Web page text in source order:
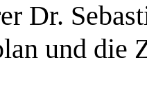
Dr.
und die